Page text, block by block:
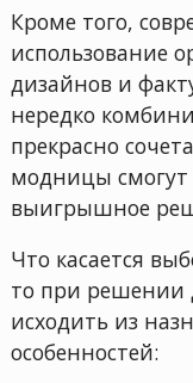
Кроме того,
использование
дизайнов и
нередко
прекрасно
модницы смогут
выигрышное
Что касается
то при решении
исходить из
особенностей: